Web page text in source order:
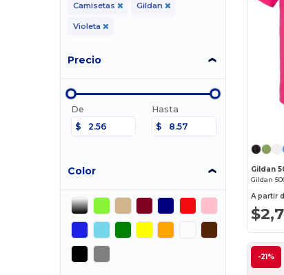
Camisetas Gildan
Violeta
Precio
De
$
Hasta
$
Color
Gildan
Gildan
A partir
-21%